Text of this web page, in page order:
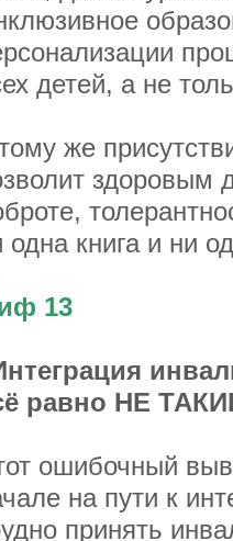
детей, а не
же
здоровым
одна книга и ни
13
равно НЕ
ошибочный
на пути к
принять